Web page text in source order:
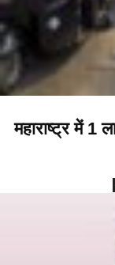
महाराष्ट्र में 1